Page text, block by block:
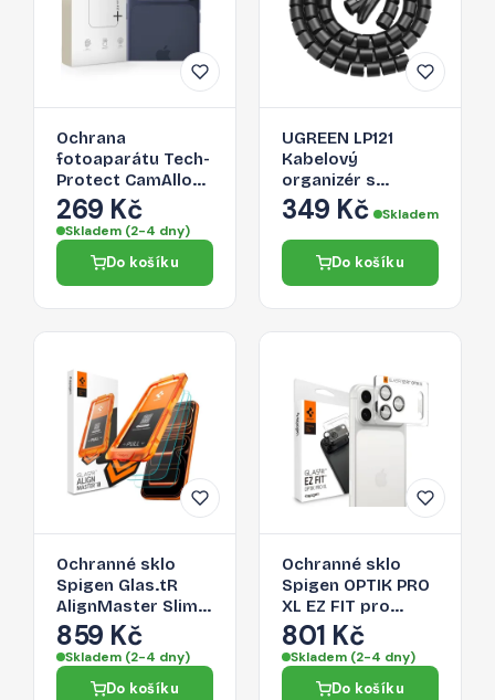
Ochrana
fotoaparátu Tech-
Protect CamAlloy
Fit+ pro iPhone 17
Pro Max – Deep
Blue
269 Kč
Skladem (2-4 dny)
Do košíku
UGREEN LP121
Kabelový
organizér s
aplikačním
vodítkem, průměr
25mm, délka 1,5m,
černý
349 Kč Skladem
Do košíku
Ochranné sklo
Spigen Glas.tR
AlignMaster Slim
3-Pack pro iPhone
17 Pro Max -
transparentní
859 Kč
Skladem (2-4 dny)
Do košíku
Ochranné sklo
Spigen OPTIK PRO
XL EZ FIT pro
iPhone 17 Pro Max -
stříbrné
801 Kč
Skladem (2-4 dny)
Do košíku